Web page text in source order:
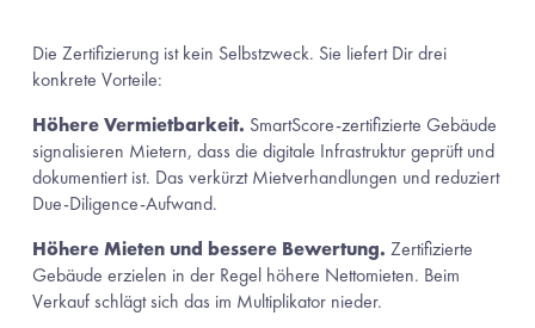
Die Zertifizierung ist kein Selbstzweck. Sie liefert Dir drei
konkrete Vorteile:
Höhere Vermietbarkeit. SmartScore-zertifizierte Gebäude
signalisieren Mietern, dass die digitale Infrastruktur geprüft und
dokumentiert ist. Das verkürzt Mietverhandlungen und reduziert
Due-Diligence-Aufwand.
Höhere Mieten und bessere Bewertung. Zertifizierte
Gebäude erzielen in der Regel höhere Nettomieten. Beim
Verkauf schlägt sich das im Multiplikator nieder.